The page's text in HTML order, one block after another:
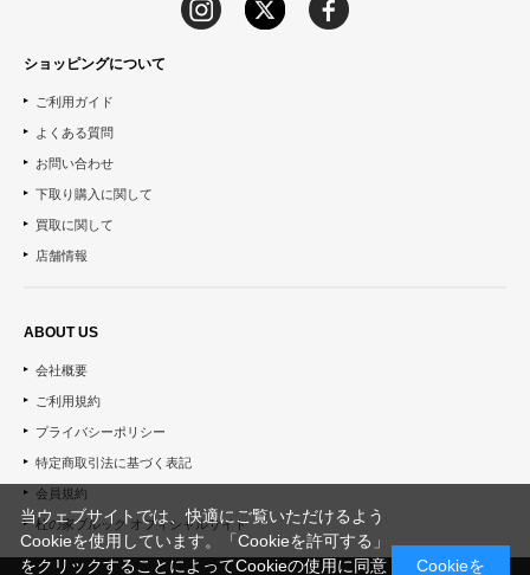
ショッピングについて
ご利用ガイド
よくある質問
お問い合わせ
下取り購入に関して
買取に関して
店舗情報
ABOUT US
会社概要
ご利用規約
プライバシーポリシー
特定商取引法に基づく表記
会員規約
杜の家ブルック オフィシャルサイト
当ウェブサイトでは、快適にご覧いただけるよう
Cookieを使用しています。「Cookieを許可する」
をクリックすることによってCookieの使用に同意
Cookieを